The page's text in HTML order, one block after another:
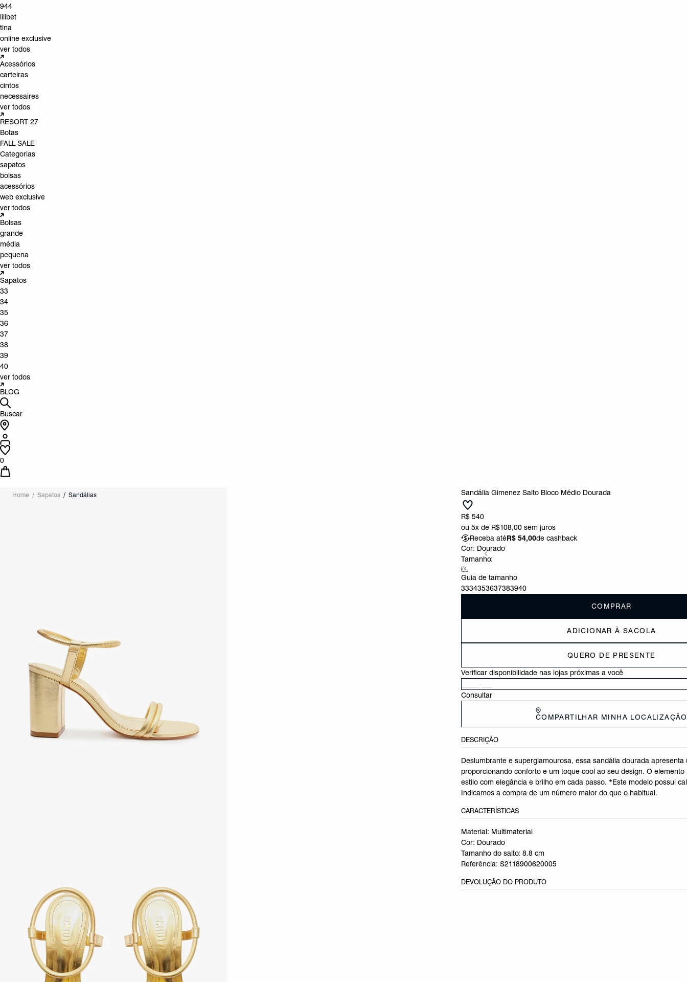
944
lilibet
tina
online exclusive
ver todos
Acessórios
carteiras
cintos
necessaires
ver todos
RESORT 27
Botas
FALL SALE
Categorias
sapatos
bolsas
acessórios
web exclusive
ver todos
Bolsas
grande
média
pequena
ver todos
Sapatos
33
34
35
36
37
38
39
40
ver todos
BLOG
Buscar
0
Home Sapatos Sandálias Sandália Gimenez Salto Bloco Médio Dourada
R$ 540
ou5x de R$108,00 sem juros
Receba atéR$ 54,00de cashback
Cor: Dourado
Tamanho:
Guia de tamanho
3334353637383940
COMPRAR
ADICIONAR À SACOLA
QUERO DE PRESENTE
Verificar disponibilidade nas lojas próximas a você
Consultar
COMPARTILHAR MINHA LOCALIZAÇÃO
DESCRIÇÃO
Deslumbrante e superglamourosa, essa sandália dourada
proporcionando conforto e um toque cool ao seu design. O
estilo com elegância e brilho em cada passo. *Este modelo possui
Indicamos a compra de um número maior do que o habitual.
CARACTERÍSTICAS
Material: Multimaterial
Cor: Dourado
Tamanho do salto: 8.8 cm
Referência:S2118900620005
DEVOLUÇÃO DO PRODUTO